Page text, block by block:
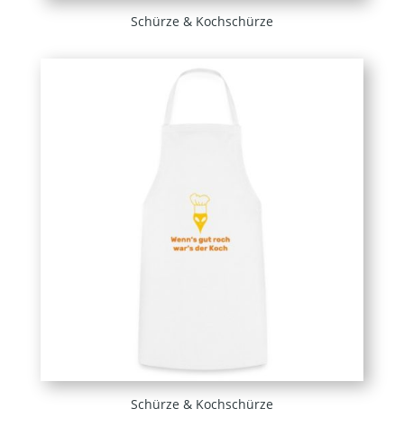
Schürze & Kochschürze
Schürze & Kochschürze